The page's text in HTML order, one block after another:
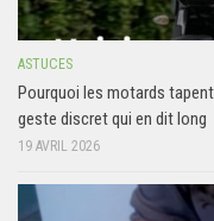
ASTUCES
Pourquoi les motards
geste discret qui en dit long
19 AVRIL 2026